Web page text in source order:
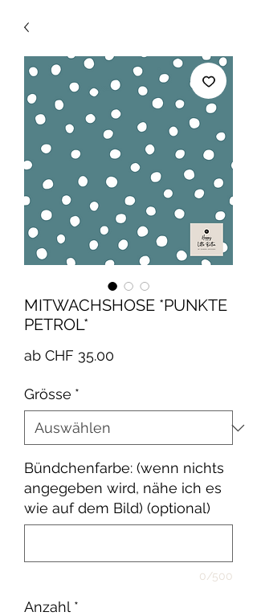
MITWACHSHOSE *PUNKTE
PETROL*
ab CHF 35.00
Grösse *
Bündchenfarbe: (wenn nichts
angegeben wird, nähe ich es
wie auf dem Bild) (optional)
0/500
Anzahl *